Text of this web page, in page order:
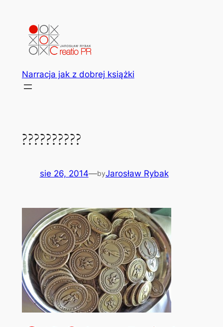
Narracja jak z dobrej książki
??????????
sie 26, 2014—byJarosław Rybak